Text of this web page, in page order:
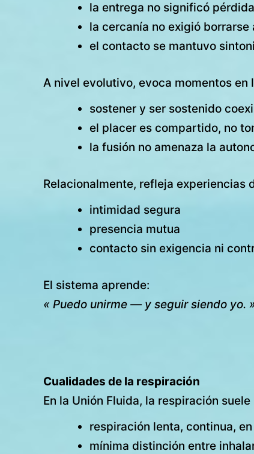
la entrega no significó pérdida
la cercanía no exigió borrarse
el contacto se mantuvo
A nivel evolutivo, evoca momentos en
sostener y ser sostenido
el placer es compartido, no
la fusión no amenaza la
Relacionalmente, refleja experiencias
intimidad segura
presencia mutua
contacto sin exigencia ni
El sistema aprende:
« Puedo unirme — y seguir siendo yo.
Cualidades de la respiración
En la Unión Fluida, la respiración
respiración lenta, continua,
mínima distinción entre